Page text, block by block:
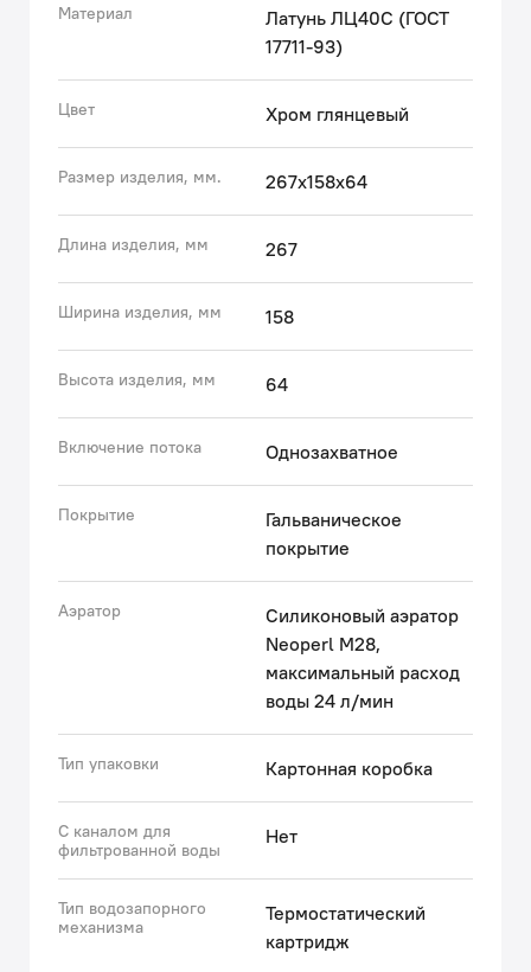
механизмах и аэратору он имеет минимальный
стали длиной 1,5 м с защитой от перекручивания.
Гарантия на смесители IDDIS® – 10 лет. Гарантия на
лейку и шланг составляет 3 года.
Материал
Латунь ЛЦ40C (ГОСТ
17711-93)
Цвет Хром глянцевый
Размер изделия, мм. 267x158x64
Длина изделия, мм 267
Ширина изделия, мм 158
Высота изделия, мм 64
Включение потока Однозахватное
Покрытие
Гальваническое
покрытие
Аэратор
Силиконовый аэратор
Neoperl M28,
максимальный расход
воды 24 л/мин
Тип упаковки Картонная коробка
С каналом для
фильтрованной воды
Нет
Тип водозапорного
механизма
Термостатический
картридж